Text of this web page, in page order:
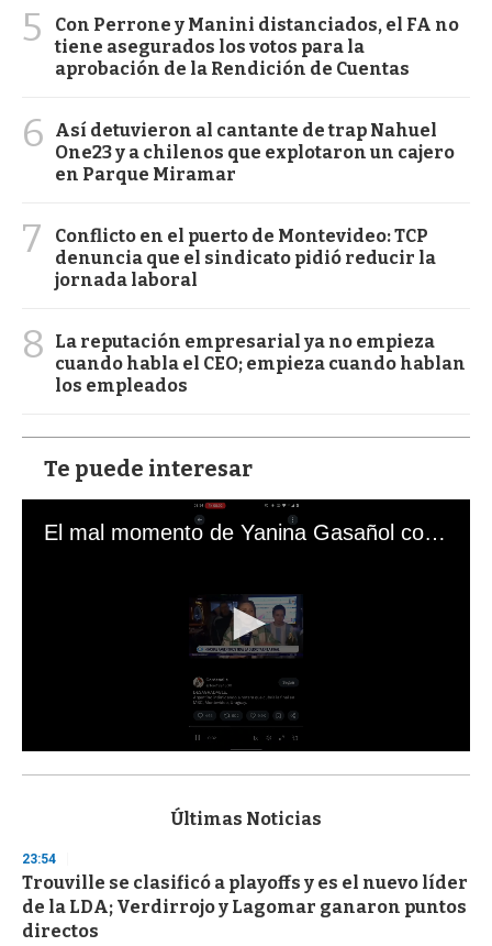
5
Con Perrone y Manini distanciados, el FA no
tiene asegurados los votos para la
aprobación de la Rendición de Cuentas
6
Así detuvieron al cantante de trap Nahuel
One23 y a chilenos que explotaron un cajero
en Parque Miramar
7
Conflicto en el puerto de Montevideo: TCP
denuncia que el sindicato pidió reducir la
jornada laboral
8
La reputación empresarial ya no empieza
cuando habla el CEO; empieza cuando hablan
los empleados
Te puede interesar
El mal momento de Yanina Gasañol con un hincha argentino en "Subrayado"
s
d
s
o
f
3
Últimas Noticias
23:54
Trouville se clasificó a playoffs y es el nuevo líder
de la LDA; Verdirrojo y Lagomar ganaron puntos
directos